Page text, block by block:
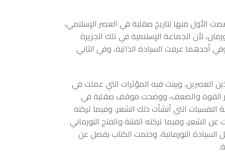
الأول منها لتاريخ صقلية في العصر الإسلامي،
لأن الجماعة الإسلامية في تلك الجزيرة
أحدهما عرفت السيادة الذاتية، وفي الثاني
العصرين، وبينت فيه المؤثرات التي عملت في
القوة والضعف، ووضحت موقف صقلية في
النفسيات التي أنشأت ذلك الشعر، وفيما تركته
عن الشعر، وفيما تركته الفتنة والفتح النورماني
النورمانية، وختمت الكتاب بفصل عن